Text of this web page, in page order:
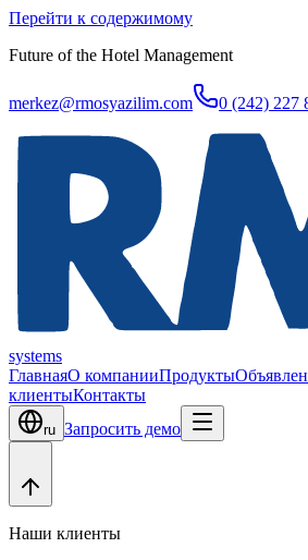
Перейти к содержимому
Future of the Hotel Management
merkez@rmosyazilim.com 0 (242) 227
systems
ГлавнаяО компанииПродукты
клиентыКонтакты
ru Запросить демо
Наши клиенты